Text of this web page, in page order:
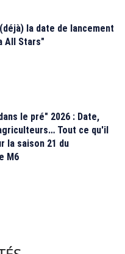
la date de lancement
All Stars"
le pré" 2026 : Date,
Tout ce qu'il
la saison 21 du
M6